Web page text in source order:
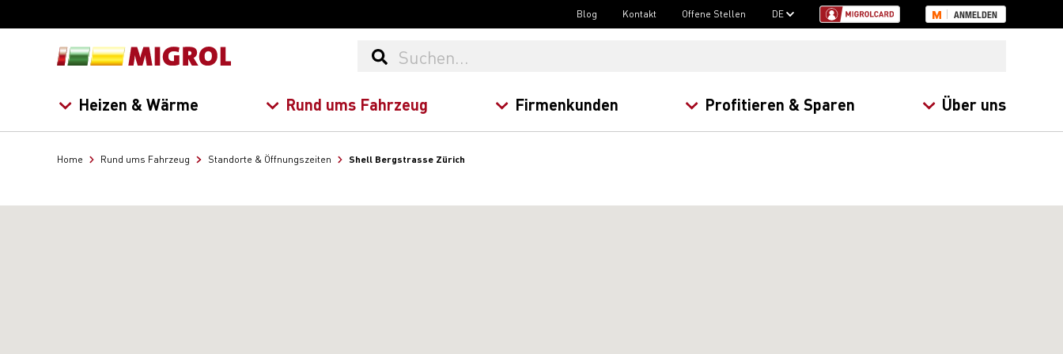
Blog Kontakt Offene Stellen DE ANMELDEN
Heizen & Wärme Rund ums Fahrzeug Firmenkunden Profitieren & Sparen Über uns
Home Rund ums Fahrzeug Standorte & Öffnungszeiten Shell Bergstrasse Zürich